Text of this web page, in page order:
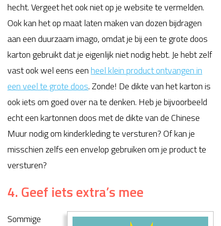
hecht. Vergeet het ook niet op je website te vermelden.
Ook kan het op maat laten maken van dozen bijdragen
aan een duurzaam imago, omdat je bij een te grote doos
karton gebruikt dat je eigenlijk niet nodig hebt. Je hebt zelf
vast ook wel eens eenheel klein product ontvangen in
een veel te grote doos. Zonde! De dikte van het karton is
ook iets om goed over na te denken. Heb je bijvoorbeeld
echt een kartonnen doos met de dikte van de Chinese
Muur nodig om kinderkleding te versturen? Of kan je
misschien zelfs een envelop gebruiken om je product te
versturen?
4. Geef iets extra’s mee
Sommige